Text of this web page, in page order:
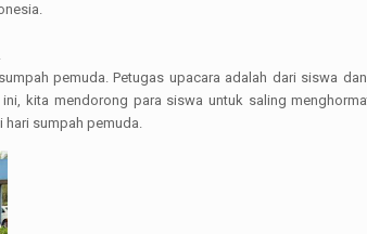
pemuda. Petugas upacara adalah dari siswa
kita mendorong para siswa untuk saling
hari sumpah pemuda.